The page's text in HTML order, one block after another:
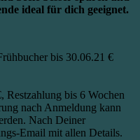
ideal für dich geeignet.
bis 30.06.21 €
Restzahlung bis 6 Wochen
nach Anmeldung kann
Nach Deiner
Email mit allen Details.